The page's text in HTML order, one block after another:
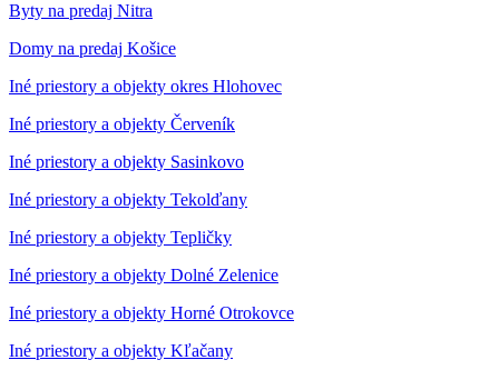
Byty na predaj Nitra
Domy na predaj Košice
Iné priestory a objekty okres Hlohovec
Iné priestory a objekty Červeník
Iné priestory a objekty Sasinkovo
Iné priestory a objekty Tekolďany
Iné priestory a objekty Tepličky
Iné priestory a objekty Dolné Zelenice
Iné priestory a objekty Horné Otrokovce
Iné priestory a objekty Kľačany